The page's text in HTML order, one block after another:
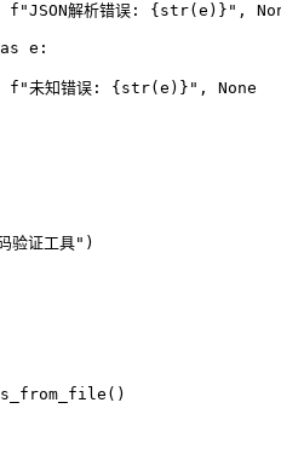
f "JSON解析错误: {str(e) } " ,
as e:
f "未知错误: {str(e) } " , None
验证工具" )